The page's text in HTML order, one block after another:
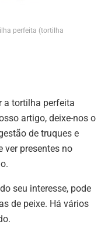
perfeita (tortilha
a tortilha perfeita
artigo, deixe-nos o
de truques e
ver presentes no
seu interesse, pode
de peixe. Há vários